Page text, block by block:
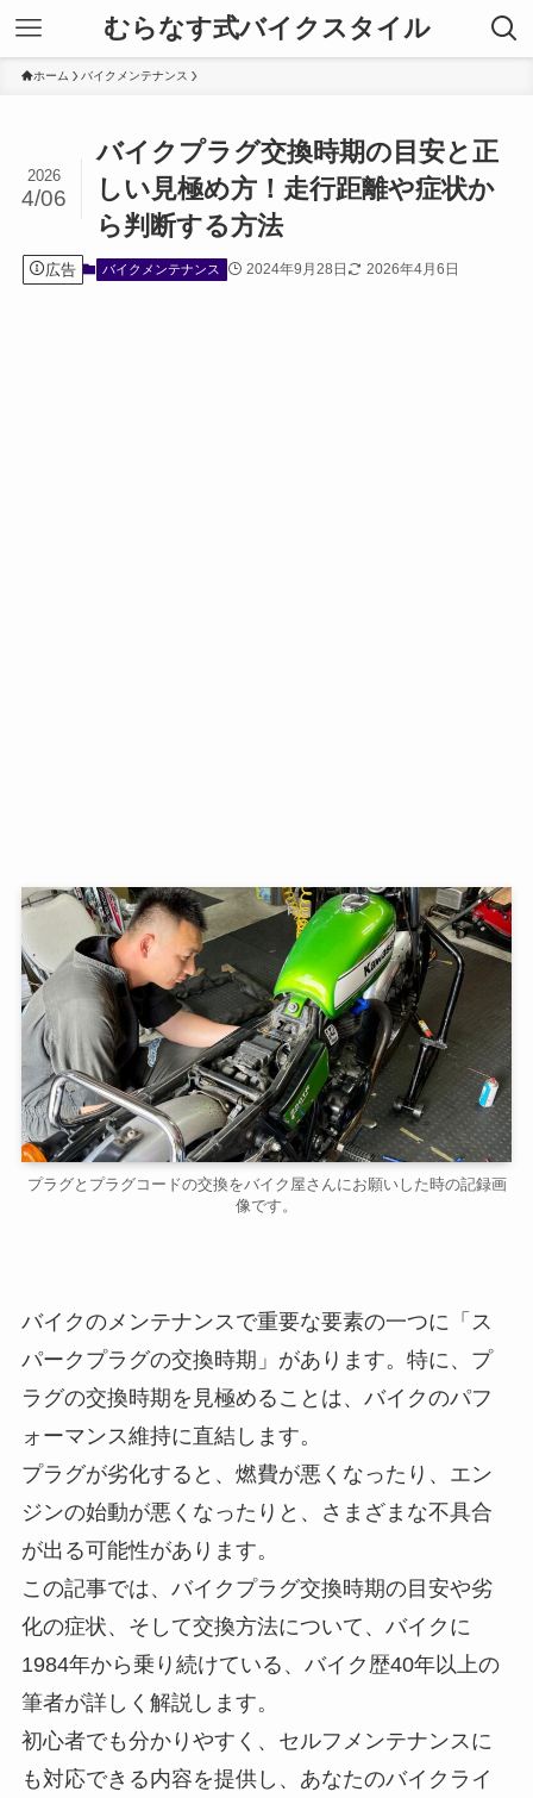
むらなす式バイクスタイル
ホーム バイクメンテナンス
バイクプラグ交換時期の目安と正
しい見極め方！走行距離や症状か
ら判断する方法
2026
4/06
広告 バイクメンテナンス 2024年9月28日 2026年4月6日
プラグとプラグコードの交換をバイク屋さんにお願いした時の記録画
像です。
バイクのメンテナンスで重要な要素の一つに「ス
パークプラグの交換時期」があります。特に、プ
ラグの交換時期を見極めることは、バイクのパフ
ォーマンス維持に直結します。
プラグが劣化すると、燃費が悪くなったり、エン
ジンの始動が悪くなったりと、さまざまな不具合
が出る可能性があります。
この記事では、バイクプラグ交換時期の目安や劣
化の症状、そして交換方法について、バイクに
1984年から乗り続けている、バイク歴40年以上の
筆者が詳しく解説します。
初心者でも分かりやすく、セルフメンテナンスに
も対応できる内容を提供し、あなたのバイクライ